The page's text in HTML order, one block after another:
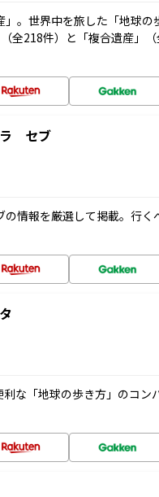
。世界中を旅した「地球の
全218件）と「複合遺産」
セブ
情報を厳選して掲載。行く
な「地球の歩き方」のコン